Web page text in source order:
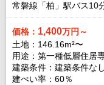
常磐線「柏」駅バス10
価格： 1,400万円～
土地：146.16m²〜
用途：第一種低層住居
建築条件： 建築条件なし
建ぺい率：60％